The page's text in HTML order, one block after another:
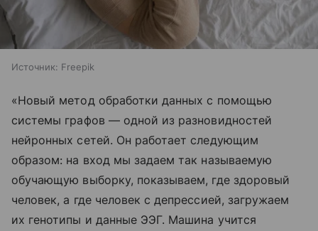
Источник: Freepik
«Новый метод обработки данных с помощью
системы графов — одной из разновидностей
нейронных сетей. Он работает следующим
образом: на вход мы задаем так называемую
обучающую выборку, показываем, где здоровый
человек, а где человек с депрессией, загружаем
их генотипы и данные ЭЭГ. Машина учится